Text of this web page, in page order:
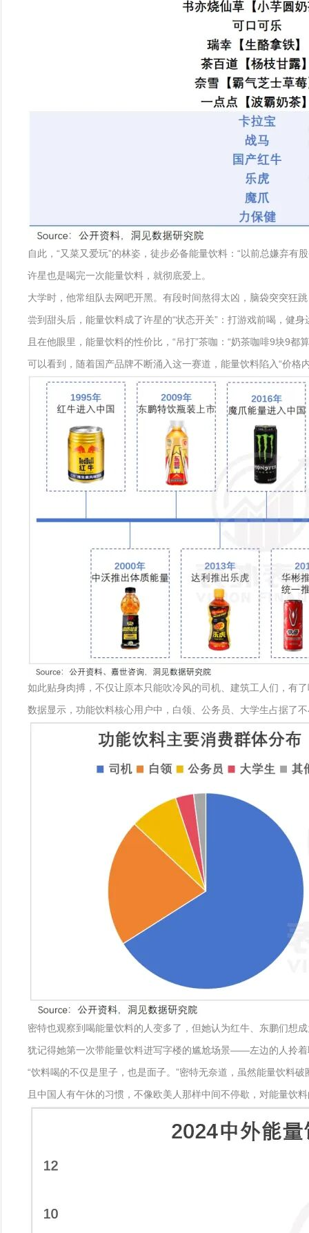
自此，“又菜又爱玩”的林姿，徒步必备能量饮料：“以前总嫌弃有
许星也是喝完一次能量饮料，就彻底爱上。
大学时，他常组队去网吧开黑。有段时间熬得太凶，脑袋突突狂
尝到甜头后，能量饮料成了许星的“状态开关”：打游戏前喝，健
且在他眼里，能量饮料的性价比，“吊打”茶咖：“奶茶咖啡9块9
可以看到，随着国产品牌不断涌入这一赛道，能量饮料陷入“价格
如此贴身肉搏，不仅让原本只能吹冷风的司机、建筑工人们，有
数据显示，功能饮料核心用户中，白领、公务员、大学生占据了
密特也观察到喝能量饮料的人变多了，但她认为红牛、东鹏们想
犹记得她第一次带能量饮料进写字楼的尴尬场景——左边的人拎
“饮料喝的不仅是里子，也是面子。”密特无奈道，虽然能量饮料
且中国人有午休的习惯，不像欧美人那样中间不停歇，对能量饮